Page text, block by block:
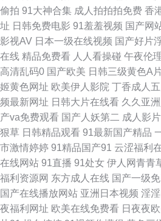
秒播 99热草 好吊妞好吊操 日韩一区二区超
网站 人人色人人乐天天 真实的国产乱bbb
三区在线视频观看免费 亚洲精品永久一区
无限观看免费完整大片 a级全黄试 国产精品
韩欧美另类在线 永久免费 日本中文字幕第二
不卡 国产精品免 91麻豆高清视频 日本一本
在线观看 这里只有精品不卡视频 激情导航
偷拍 91大神合集 成人拍拍拍免费 香
址 日韩免费电影 91羞羞视频 国产网
影视AV 日本一级在线视频 国产好片
在线 精品免费看 人人看操碰 午夜伦
高清乱码0 国产欧美 日韩三级黄色A
姬黄色网址 欧美伊人影院 丁香成人
频最新网址 日韩大片在线看 久久亚
产va免费观看 国产人妖第二 成人影
狠草 日韩精品观看 91最新国产精品
市激情婷婷 91精品国产91 云涩福利
在线网站 91直播 91处女 伊人网青青
福利资源网 东方成人在线 国产一级
国产在线播放网站 亚洲日本视频 淫
夜福利网址 欧美在线免费看 日夜夜